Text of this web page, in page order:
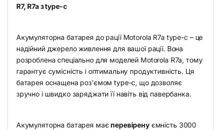
R7, R7a з type-c
Акумуляторна батарея до рації Motorola R7a type-c – це
надійний джерело живлення для вашої рації. Вона
розроблена спеціально для моделей Motorola R7a, тому
гарантує сумісність і оптимальну продуктивність. Ця
батарея оснащена роз’ємом type-c, що дозволяє
зручно і швидко заряджати її навіть від павербанка.
Акумуляторна батарея маєперевіренуємність 3000